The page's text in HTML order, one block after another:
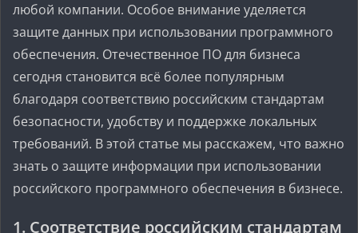
любой компании. Особое внимание уделяется
защите данных при использовании программного
обеспечения. Отечественное ПО для бизнеса
сегодня становится всё более популярным
благодаря соответствию российским стандартам
безопасности, удобству и поддержке локальных
требований. В этой статье мы расскажем, что важно
знать о защите информации при использовании
российского программного обеспечения в бизнесе.
1. Соответствие российским стандартам